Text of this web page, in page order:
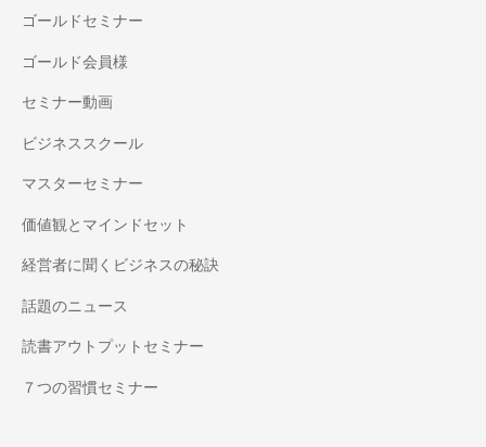
ゴールドセミナー
ゴールド会員様
セミナー動画
ビジネススクール
マスターセミナー
価値観とマインドセット
経営者に聞くビジネスの秘訣
話題のニュース
読書アウトプットセミナー
７つの習慣セミナー